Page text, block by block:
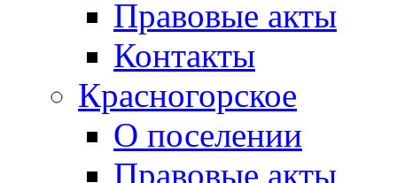
Правовые акты
Контакты
Красногорское
О поселении
Правовые акты